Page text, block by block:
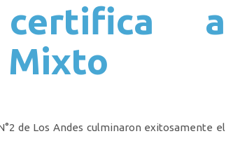
certifica a
Mixto
de Los Andes culminaron exitosamente el